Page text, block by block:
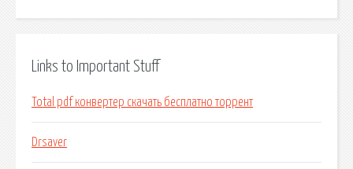
Links to Important Stuff
Total pdf конвертер скачать бесплатно торрент
Drsaver